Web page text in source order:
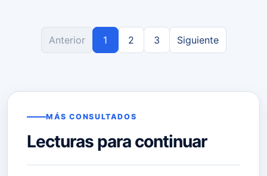
Anterior 1 2 3 Siguiente
MÁS CONSULTADOS
Lecturas para continuar